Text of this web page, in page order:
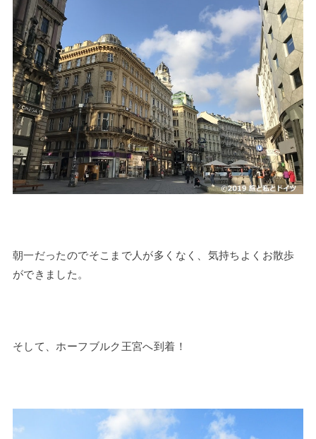
朝一だったのでそこまで人が多くなく、気持ちよくお散歩
ができました。
そして、ホーフブルク王宮へ到着！